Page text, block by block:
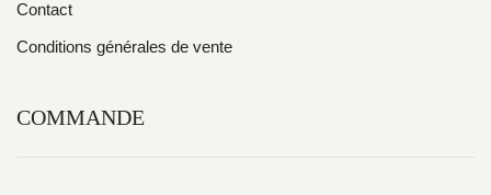
Contact
Conditions générales de vente
COMMANDE